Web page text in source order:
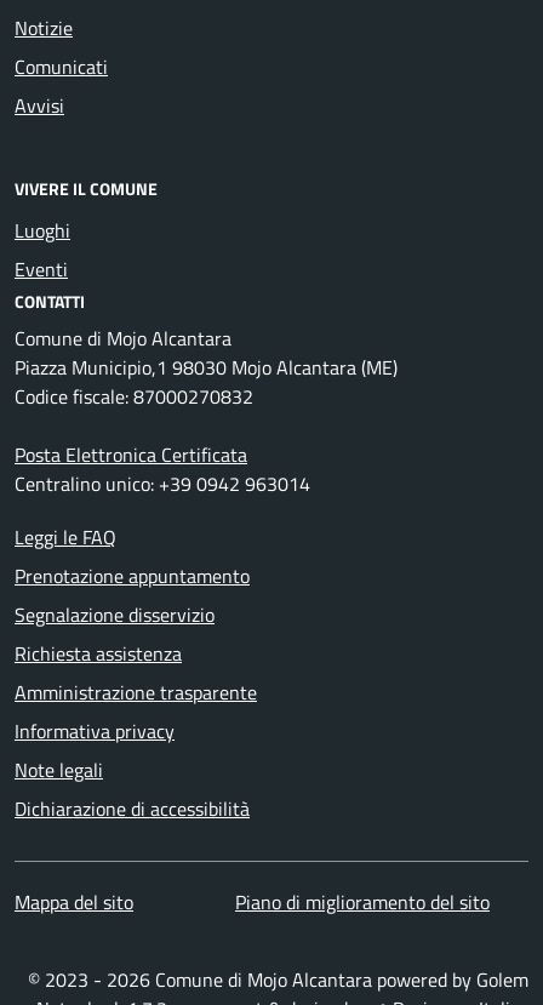
Notizie
Comunicati
Avvisi
VIVERE IL COMUNE
Luoghi
Eventi
CONTATTI
Comune di Mojo Alcantara
Piazza Municipio,1 98030 Mojo Alcantara (ME)
Codice fiscale: 87000270832
Posta Elettronica Certificata
Centralino unico: +39 0942 963014
Leggi le FAQ
Prenotazione appuntamento
Segnalazione disservizio
Richiesta assistenza
Amministrazione trasparente
Informativa privacy
Note legali
Dichiarazione di accessibilità
Mappa del sito Piano di miglioramento del sito
© 2023 - 2026 Comune di Mojo Alcantara powered by Golem